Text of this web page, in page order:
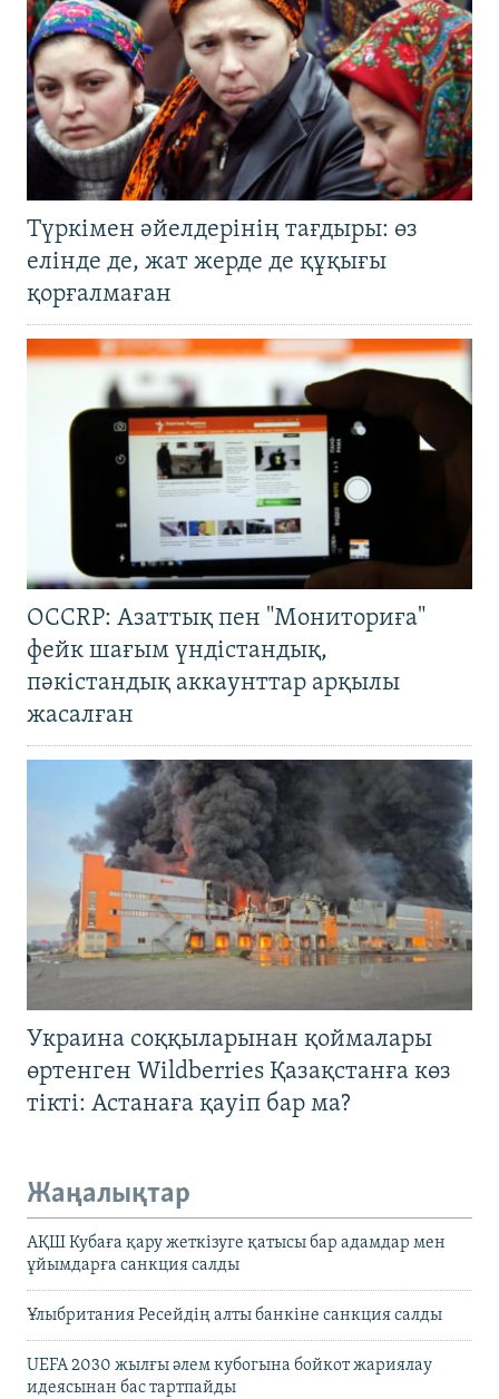
Түркімен әйелдерінің тағдыры: өз
елінде де, жат жерде де құқығы
қорғалмаған
OCCRP: Азаттық пен "Мониториға"
фейк шағым үндістандық,
пәкістандық аккаунттар арқылы
жасалған
Украина соққыларынан қоймалары
өртенген Wildberries Қазақстанға көз
тікті: Астанаға қауіп бар ма?
Жаңалықтар
АҚШ Кубаға қару жеткізуге қатысы бар адамдар мен
ұйымдарға санкция салды
Ұлыбритания Ресейдің алты банкіне санкция салды
UEFA 2030 жылғы әлем кубогына бойкот жариялау
идеясынан бас тартпайды